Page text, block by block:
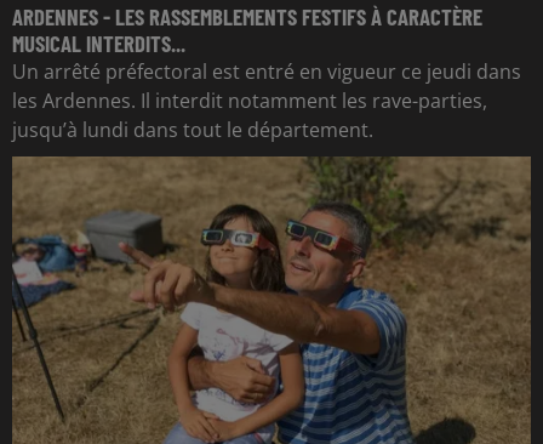
ARDENNES - LES RASSEMBLEMENTS FESTIFS À CARACTÈRE
MUSICAL INTERDITS...
Un arrêté préfectoral est entré en vigueur ce jeudi dans
les Ardennes. Il interdit notamment les rave-parties,
jusqu’à lundi dans tout le département.